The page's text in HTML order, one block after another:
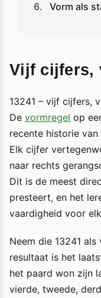
Vorm als
Vijf cijfers,
13241 – vijf cijfers,
De vormregel op
recente historie
Elk cijfer
naar rechts
Dit is de meest
presteert, en het
vaardigheid voor
Neem die 13241
resultaat is het
het paard won zijn
vierde, tweede,